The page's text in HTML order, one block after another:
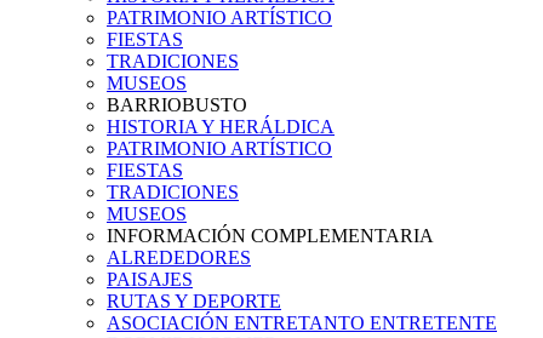
PATRIMONIO ARTÍSTICO
FIESTAS
TRADICIONES
MUSEOS
BARRIOBUSTO
HISTORIA Y HERÁLDICA
PATRIMONIO ARTÍSTICO
FIESTAS
TRADICIONES
MUSEOS
INFORMACIÓN COMPLEMENTARIA
ALREDEDORES
PAISAJES
RUTAS Y DEPORTE
ASOCIACIÓN ENTRETANTO ENTRETENTE